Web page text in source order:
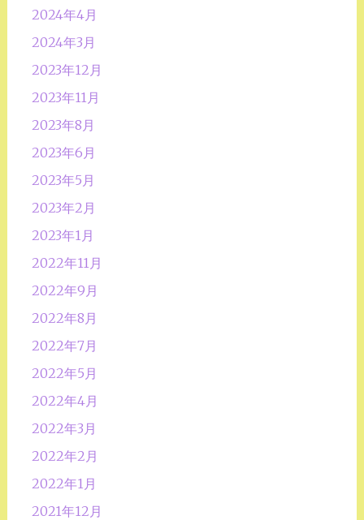
2024年4月
2024年3月
2023年12月
2023年11月
2023年8月
2023年6月
2023年5月
2023年2月
2023年1月
2022年11月
2022年9月
2022年8月
2022年7月
2022年5月
2022年4月
2022年3月
2022年2月
2022年1月
2021年12月